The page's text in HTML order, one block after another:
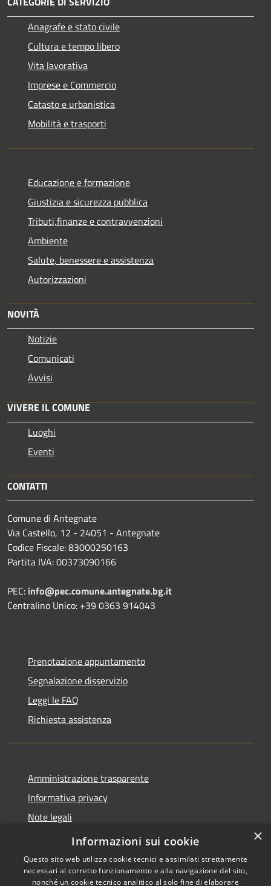
Anagrafe e stato civile
Cultura e tempo libero
Vita lavorativa
Imprese e Commercio
Catasto e urbanistica
Mobilità e trasporti
Educazione e formazione
Giustizia e sicurezza pubblica
Tributi,finanze e contravvenzioni
Ambiente
Salute, benessere e assistenza
Autorizzazioni
NOVITÀ
Notizie
Comunicati
Avvisi
VIVERE IL COMUNE
Luoghi
Eventi
CONTATTI
Comune di Antegnate
Via Castello, 12 - 24051 - Antegnate
Codice Fiscale: 83000250163
Partita IVA: 00373090166
PEC: info@pec.comune.antegnate.bg.it
Centralino Unico: +39 0363 914043
Prenotazione appuntamento
Segnalazione disservizio
Leggi le FAQ
Richiesta assistenza
Amministrazione trasparente
Informativa privacy
Note legali
Dichiarazione di accessibilità
×
Informazioni sui cookie
Questo sito web utilizza cookie tecnici e assimilati strettamente
necessari al corretto funzionamento e alla navigazione del sito,
nonché un cookie tecnico analitico al solo fine di elaborare